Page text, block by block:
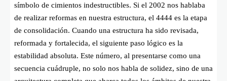
símbolo de cimientos indestructibles. Si el 2002 nos hablaba
de realizar reformas en nuestra estructura, el 4444 es la etapa
de consolidación. Cuando una estructura ha sido revisada,
reformada y fortalecida, el siguiente paso lógico es la
estabilidad absoluta. Este número, al presentarse como una
secuencia cuádruple, no solo nos habla de solidez, sino de una